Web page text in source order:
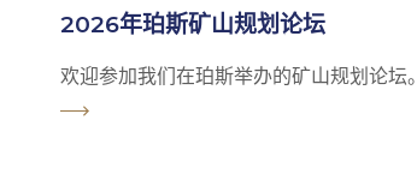
2026年珀斯矿山规划论坛
欢迎参加我们在珀斯举办的矿山规划论坛。